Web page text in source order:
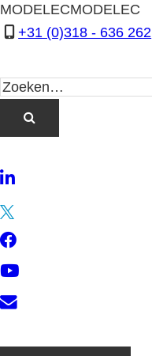
MODELECMODELEC
+31 (0)318 - 636 262
LinkedIn
YouTube
Contact